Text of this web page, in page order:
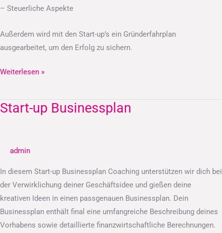
– Steuerliche Aspekte
Außerdem wird mit den Start-up’s ein Gründerfahrplan
ausgearbeitet, um den Erfolg zu sichern.
Weiterlesen »
Start-up Businessplan
admin
In diesem Start-up Businessplan Coaching unterstützen wir dich bei
der Verwirklichung deiner Geschäftsidee und gießen deine
kreativen Ideen in einen passgenauen Businessplan. Dein
Businessplan enthält final eine umfangreiche Beschreibung deines
Vorhabens sowie detaillierte finanzwirtschaftliche Berechnungen.
Start-